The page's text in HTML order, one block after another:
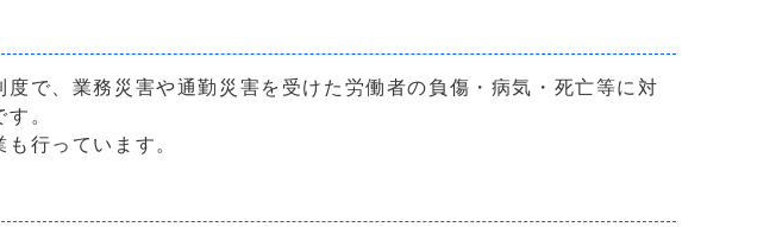
で、業務災害や通勤災害を受けた労働者の負傷・病気・死亡等に対
。
行っています。